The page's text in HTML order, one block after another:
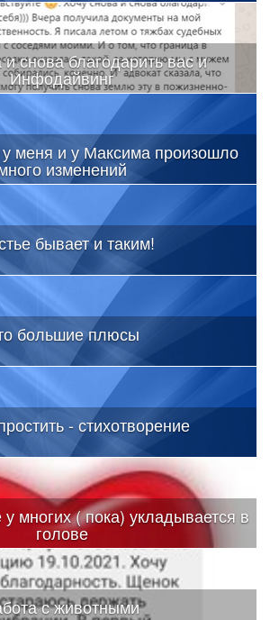
снова благодарить вас и
Инфодайвинг
меня и у Максима произошло
изменений
бывает и таким!
большие плюсы
- стихотворение
многих ( пока) укладывается в
голове
с животными